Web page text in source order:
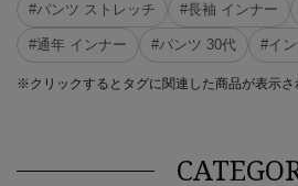
#パンツ ストレッチ #長袖 インナー
#通年 インナー #パンツ 30代 #イ
※クリックするとタグに関連した商品が表示さ